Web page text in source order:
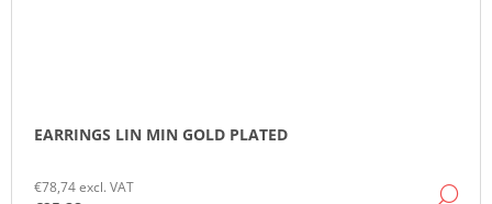
EARRINGS LIN MIN GOLD PLATED
€78,74 excl. VAT